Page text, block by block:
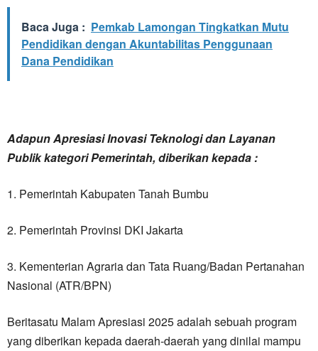
Baca Juga : Pemkab Lamongan Tingkatkan Mutu
Pendidikan dengan Akuntabilitas Penggunaan
Dana Pendidikan
Adapun Apresiasi Inovasi Teknologi dan Layanan
Publik kategori Pemerintah, diberikan kepada :
1. Pemerintah Kabupaten Tanah Bumbu
2. Pemerintah Provinsi DKI Jakarta
3. Kementerian Agraria dan Tata Ruang/Badan Pertanahan
Nasional (ATR/BPN)
Beritasatu Malam Apresiasi 2025 adalah sebuah program
yang diberikan kepada daerah-daerah yang dinilai mampu